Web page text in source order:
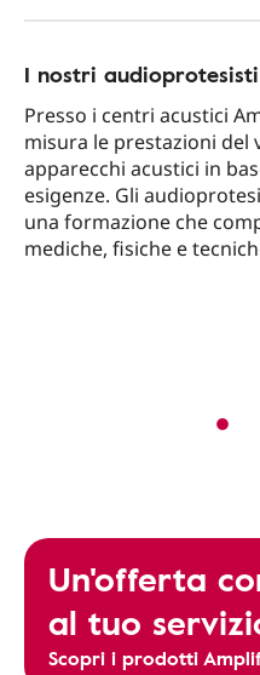
I nostri
Presso i centri acustici
misura le prestazioni del
apparecchi acustici in
esigenze. Gli
una formazione che
mediche, fisiche e
Un'offerta
al tuo
Scopri i prodotti